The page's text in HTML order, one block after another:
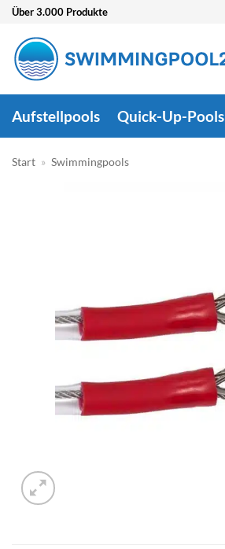
Zum
springen
Über 3.000 Produkte
Aufstellpools Quick-Up-Pools
Start » Swimmingpools